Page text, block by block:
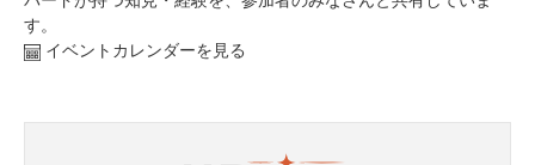
す。
イベントカレンダーを見る